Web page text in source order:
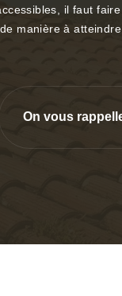
il faut
manière à
On vous